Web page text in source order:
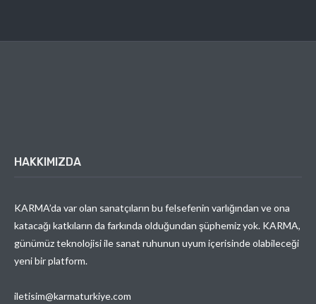
HAKKIMIZDA
KARMA’da var olan sanatçıların bu felsefenin varlığından ve ona
katacağı katkıların da farkında olduğundan şüphemiz yok. KARMA,
günümüz teknolojisi ile sanat ruhunun uyum içerisinde olabileceği
yeni bir platform.
iletisim@karmaturkiye.com